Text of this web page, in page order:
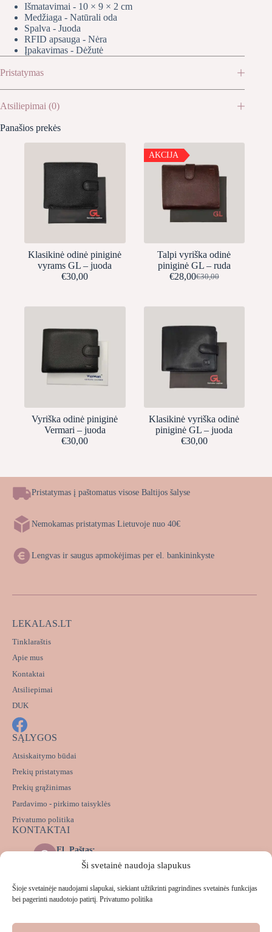
Ši svetainė naudoja slapukus
Šioje svetainėje naudojami slapukai, siekiant užtikrinti pagrindines svetainės funkcijas
bei pagerinti naudotojo patirtį. Privatumo politika
Išmatavimai - 10 × 9 × 2 cm
Medžiaga - Natūrali oda
Spalva - Juoda
RFID apsauga - Nėra
Įpakavimas - Dėžutė
Pristatymas
Atsiliepimai (0)
Panašios prekės
Klasikinė odinė piniginė
vyrams GL – juoda
€30,00
AKCIJA
Talpi vyriška odinė
piniginė GL – ruda
€30,00
Original
€28,00Current
Vyriška odinė piniginė
Vermari – juoda
€30,00
Klasikinė vyriška odinė
piniginė GL – juoda
€30,00
Pristatymas į paštomatus visose Baltijos šalyse
Nemokamas pristatymas Lietuvoje nuo 40€
Lengvas ir saugus apmokėjimas per el. bankininkyste
LEKALAS.LT
Tinklaraštis
Apie mus
Kontaktai
Atsiliepimai
DUK
SĄLYGOS
Atsiskaitymo būdai
Prekių pristatymas
Prekių grąžinimas
Pardavimo - pirkimo taisyklės
Privatumo politika
KONTAKTAI
El. Paštas:
info@lekalas.lt
Telefonas:
+37063172993